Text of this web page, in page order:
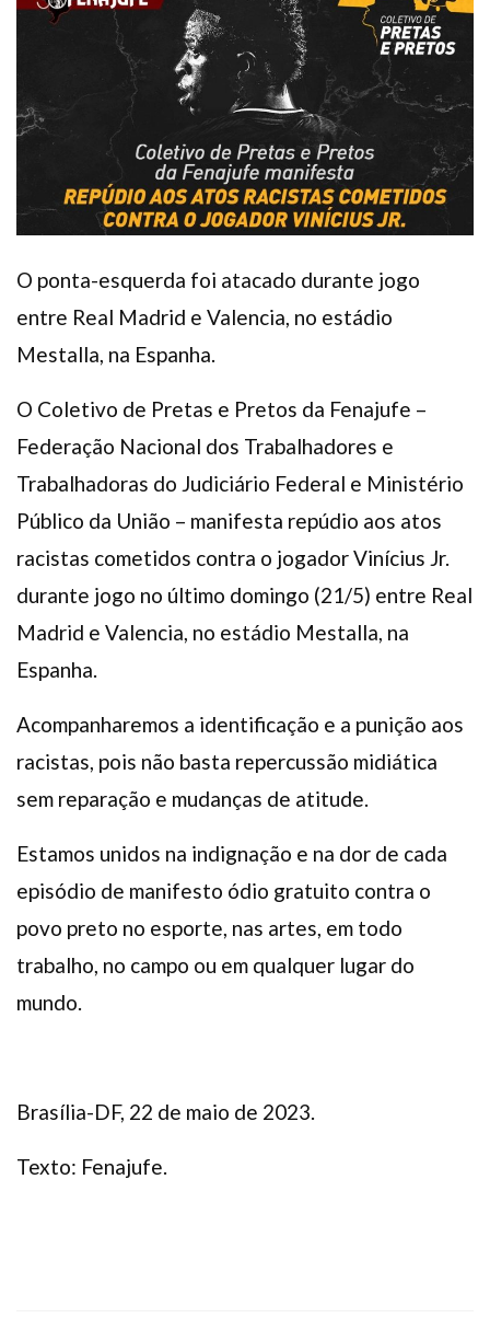
O ponta-esquerda foi atacado durante jogo
entre Real Madrid e Valencia, no estádio
Mestalla, na Espanha.
O Coletivo de Pretas e Pretos da Fenajufe –
Federação Nacional dos Trabalhadores e
Trabalhadoras do Judiciário Federal e Ministério
Público da União – manifesta repúdio aos atos
racistas cometidos contra o jogador Vinícius Jr.
durante jogo no último domingo (21/5) entre Real
Madrid e Valencia, no estádio Mestalla, na
Espanha.
Acompanharemos a identificação e a punição aos
racistas, pois não basta repercussão midiática
sem reparação e mudanças de atitude.
Estamos unidos na indignação e na dor de cada
episódio de manifesto ódio gratuito contra o
povo preto no esporte, nas artes, em todo
trabalho, no campo ou em qualquer lugar do
mundo.
Brasília-DF, 22 de maio de 2023.
Texto: Fenajufe.
Plano de Saúde
Assistência Funeral
FacebookInstagram YoutubeTikTok